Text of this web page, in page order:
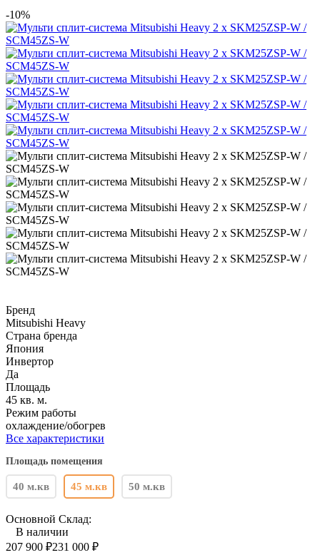
-10%
Бренд
Mitsubishi Heavy
Страна бренда
Япония
Инвертор
Да
Площадь
45 кв. м.
Режим работы
охлаждение/обогрев
Все характеристики
Площадь помещения
40 м.кв 45 м.кв 50 м.кв
Основной Склад:
В наличии
207 900 ₽231 000 ₽